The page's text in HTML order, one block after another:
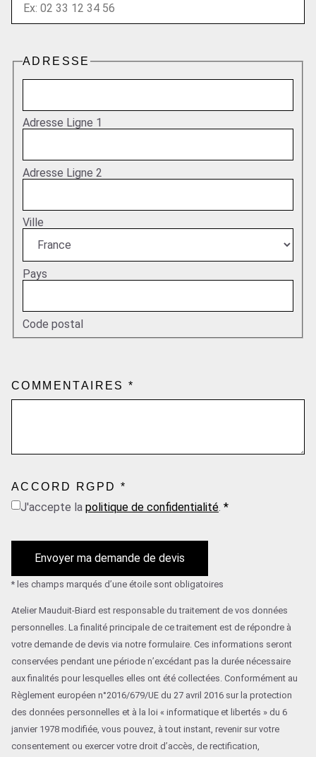
ADRESSE
Adresse Ligne 1
Adresse Ligne 2
Ville
Pays
Code postal
COMMENTAIRES
TÉLÉPHONE
COMMENTAIRES*
ACCORD RGPD *
J'accepte la politique de confidentialité. *
Envoyer ma demande de devis
* les champs marqués d’une étoile sont obligatoires
Atelier Mauduit-Biard est responsable du traitement de vos données
personnelles. La finalité principale de ce traitement est de répondre à
votre demande de devis via notre formulaire. Ces informations seront
conservées pendant une période n’excédant pas la durée nécessaire
aux finalités pour lesquelles elles ont été collectées. Conformément au
Règlement européen n°2016/679/UE du 27 avril 2016 sur la protection
des données personnelles et à la loi « informatique et libertés » du 6
janvier 1978 modifiée, vous pouvez, à tout instant, revenir sur votre
consentement ou exercer votre droit d’accès, de rectification,